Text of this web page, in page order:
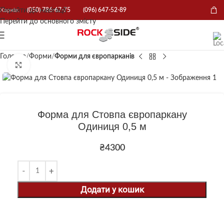
Перейти до навігації
Перейти до основного змісту
Харків: (050) 786-67-75 (096) 647-52-89
Головна Форми Форми для європарканів
Форма для Стовпа європаркану
Одиниця 0,5 м
₴4300
Додати у кошик